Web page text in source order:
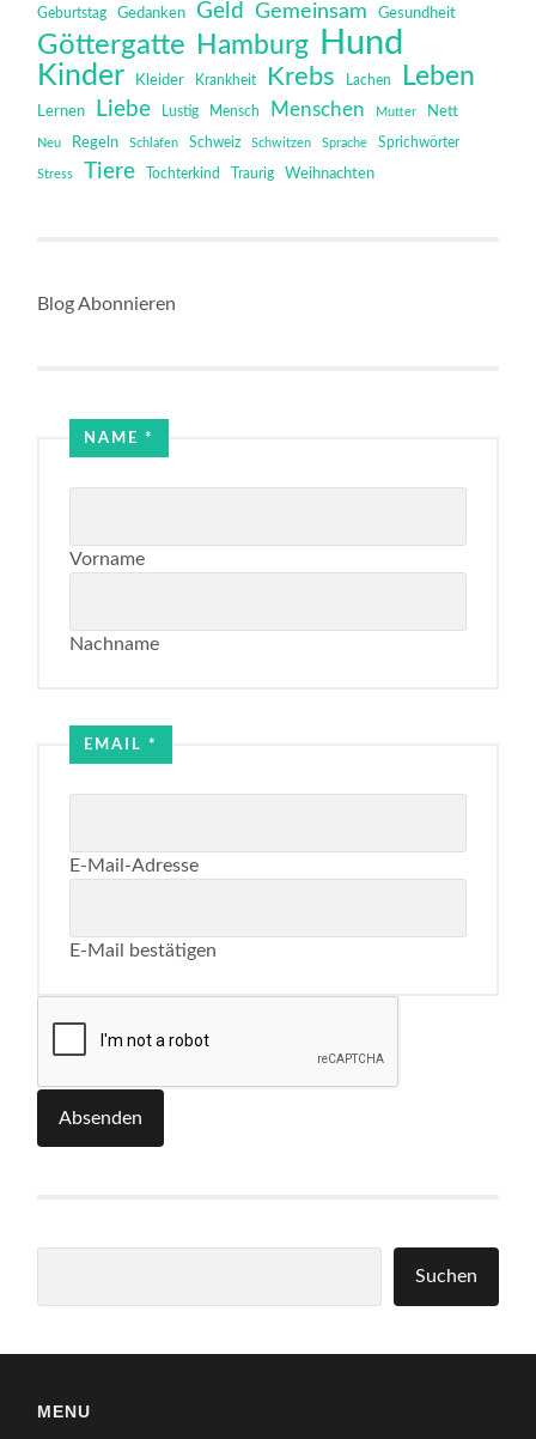
Geburtstag Gedanken Geld Gemeinsam Gesundheit
Göttergatte Hamburg Hund
Kinder Kleider Krankheit Krebs Lachen Leben
Lernen Liebe Lustig Mensch Menschen Mutter Nett
Neu Regeln Schlafen Schweiz Schwitzen Sprache Sprichwörter
Stress Tiere Tochterkind Traurig Weihnachten
Blog Abonnieren
Name
Email
NAME*
Vorname
Nachname
EMAIL*
E-Mail-Adresse
E-Mail bestätigen
Absenden
Suchen
MENU